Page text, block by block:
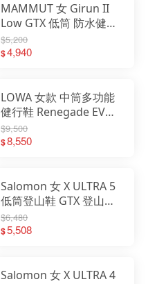
MAMMUT 女 Girun II
Low GTX 低筒 防水健行
鞋 3030-05390/3030-
05391
$5,200
$4,940
LOWA 女款 中筒多功能
健行鞋 Renegade EVO
GTX Mid 登山鞋
LW321916
$9,500
$8,550
Salomon 女 X ULTRA 5
低筒登山鞋 GTX 登山鞋
亂流灰/石灰/黃
L47726400
$6,480
$5,508
Salomon 女 X ULTRA 4